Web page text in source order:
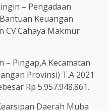
– Pengadaan
Keuangan
CV.Cahaya Makmur
– Pingap,A Kecamatan
Provinsi) T.A 2021
Rp 5.957.948.861.
Daerah Muba